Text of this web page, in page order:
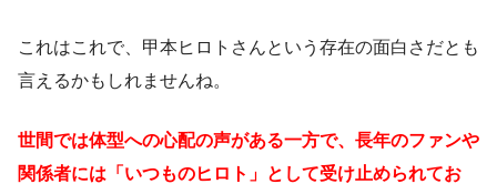
これはこれで、甲本ヒロトさんという存在の面白さだとも
言えるかもしれませんね。
世間では体型への心配の声がある一方で、長年のファンや
関係者には「いつものヒロト」として受け止められてお